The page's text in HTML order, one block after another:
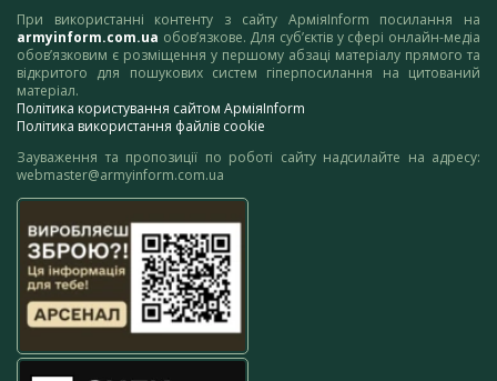
При використанні контенту з сайту АрміяInform посилання на
armyinform.com.ua обов’язкове. Для суб’єктів у сфері онлайн-медіа
обов’язковим є розміщення у першому абзаці матеріалу прямого та
відкритого для пошукових систем гіперпосилання на цитований
матеріал.
Політика користування сайтом АрміяInform
Політика використання файлів cookie
Зауваження та пропозиції по роботі сайту надсилайте на адресу:
webmaster@armyinform.com.ua